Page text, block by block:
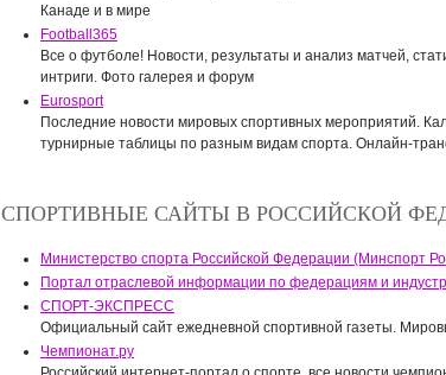
Канаде и в мире
Football365
Все о футболе! Новости, результаты и анализ матчей,
интриги. Фото галерея и форум
Eurosport
Последние новости мировых спортивных мероприятий.
турнирные таблицы по разным видам спорта. Онлайн-
СПОРТИВНЫЕ САЙТЫ В РОССИЙСКОЙ
Министерство спорта Российской Федерации (Минспорт
Портал отраслевой информации по федерациям и
СПОРТ-ЭКСПРЕСС
Официальный сайт ежедневной спортивной газеты.
Чемпионат.ру